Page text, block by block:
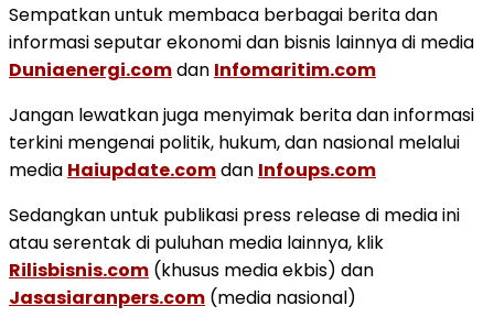
Sempatkan untuk membaca berbagai berita dan
informasi seputar ekonomi dan bisnis lainnya di media
Duniaenergi.comdan Infomaritim.com
Jangan lewatkan juga menyimak berita dan informasi
terkini mengenai politik, hukum, dan nasional melalui
media Haiupdate.comdan Infoups.com
Sedangkan untuk publikasi press release di media ini
atau serentak di puluhan media lainnya, klik
Rilisbisnis.com (khusus media ekbis) dan
Jasasiaranpers.com (media nasional)